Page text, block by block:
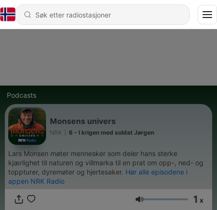
Podcasts
Monsens univers
NRK 6 - I krigen med soldat Jørgen
Lars Monsen møter mennesker som deler hans sterke
kjærlighet til naturen og villmarka til en prat om opp-, ned- og
toppturer, dyremøter og hjertesaker. Hør alle episodene i
appen NRK Radio
Volum 1 x